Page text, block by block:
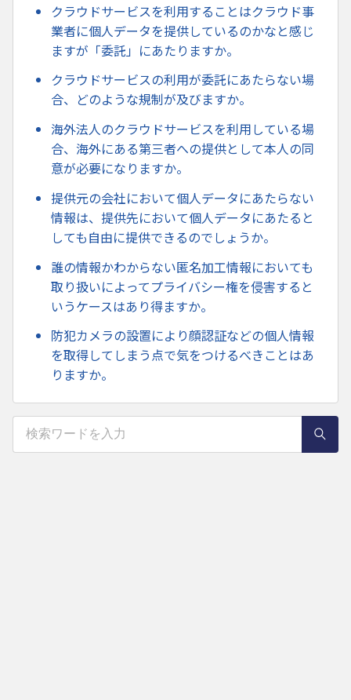
クラウドサービスを利用することはクラウド事
業者に個人データを提供しているのかなと感じ
ますが「委託」にあたりますか。
クラウドサービスの利用が委託にあたらない場
合、どのような規制が及びますか。
海外法人のクラウドサービスを利用している場
合、海外にある第三者への提供として本人の同
意が必要になりますか。
提供元の会社において個人データにあたらない
情報は、提供先において個人データにあたると
しても自由に提供できるのでしょうか。
誰の情報かわからない匿名加工情報においても
取り扱いによってプライバシー権を侵害すると
いうケースはあり得ますか。
防犯カメラの設置により顔認証などの個人情報
を取得してしまう点で気をつけるべきことはあ
りますか。